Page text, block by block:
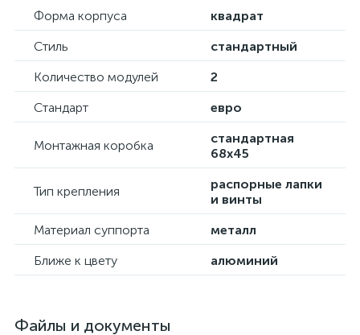
Форма корпуса
квадрат
Стиль
стандартный
Количество модулей
2
Стандарт
евро
Монтажная коробка
стандартная
68х45
Тип крепления
распорные лапки
и винты
Материал суппорта
металл
Ближе к цвету
алюминий
Файлы и документы